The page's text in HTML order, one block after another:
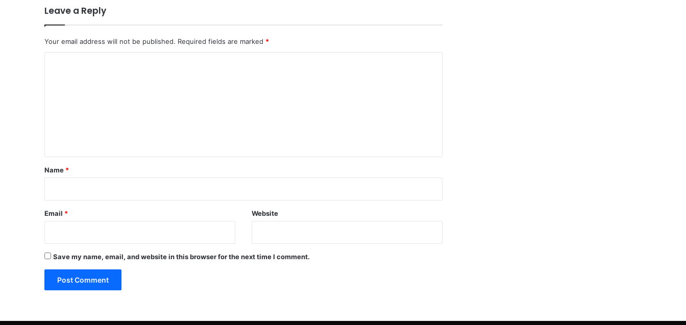
Leave a Reply
Your email address will not be published. Required fields are marked *
*
Name *
Email * Website
Save my name, email, and website in this browser for the next time I comment.